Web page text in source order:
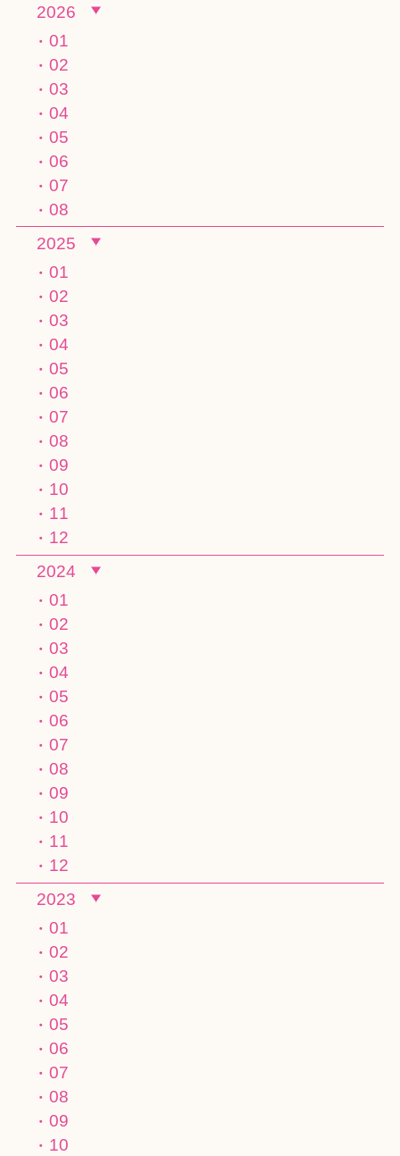
2026
01
02
03
04
05
06
07
08
2025
01
02
03
04
05
06
07
08
09
10
11
12
2024
01
02
03
04
05
06
07
08
09
10
11
12
2023
01
02
03
04
05
06
07
08
09
10